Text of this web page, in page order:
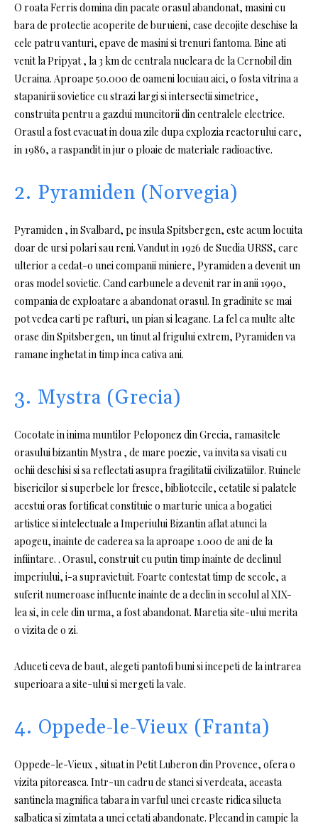
O roata Ferris domina din pacate orasul abandonat, masini cu
bara de protectie acoperite de buruieni, case decojite deschise la
cele patru vanturi, epave de masini si trenuri fantoma. Bine ati
venit la Pripyat , la 3 km de centrala nucleara de la Cernobil din
Ucraina. Aproape 50.000 de oameni locuiau aici, o fosta vitrina a
stapanirii sovietice cu strazi largi si intersectii simetrice,
construita pentru a gazdui muncitorii din centralele electrice.
Orasul a fost evacuat in doua zile dupa explozia reactorului care,
in 1986, a raspandit in jur o ploaie de materiale radioactive.
2. Pyramiden (Norvegia)
Pyramiden , in Svalbard, pe insula Spitsbergen, este acum locuita
doar de ursi polari sau reni. Vandut in 1926 de Suedia URSS, care
ulterior a cedat-o unei companii miniere, Pyramiden a devenit un
oras model sovietic. Cand carbunele a devenit rar in anii 1990,
compania de exploatare a abandonat orasul. In gradinite se mai
pot vedea carti pe rafturi, un pian si leagane. La fel ca multe alte
orase din Spitsbergen, un tinut al frigului extrem, Pyramiden va
ramane inghetat in timp inca cativa ani.
3. Mystra (Grecia)
Cocotate in inima muntilor Peloponez din Grecia, ramasitele
orasului bizantin Mystra , de mare poezie, va invita sa visati cu
ochii deschisi si sa reflectati asupra fragilitatii civilizatiilor. Ruinele
bisericilor si superbele lor fresce, bibliotecile, cetatile si palatele
acestui oras fortificat constituie o marturie unica a bogatiei
artistice si intelectuale a Imperiului Bizantin aflat atunci la
apogeu, inainte de caderea sa la aproape 1.000 de ani de la
infiintare. . Orasul, construit cu putin timp inainte de declinul
imperiului, i-a supravietuit. Foarte contestat timp de secole, a
suferit numeroase influente inainte de a declin in secolul al XIX-
lea si, in cele din urma, a fost abandonat. Maretia site-ului merita
o vizita de o zi.
Aduceti ceva de baut, alegeti pantofi buni si incepeti de la intrarea
superioara a site-ului si mergeti la vale.
4. Oppede-le-Vieux (Franta)
Oppede-le-Vieux , situat in Petit Luberon din Provence, ofera o
vizita pitoreasca. Intr-un cadru de stanci si verdeata, aceasta
santinela magnifica tabara in varful unei creaste ridica silueta
salbatica si zimtata a unei cetati abandonate. Plecand in campie la